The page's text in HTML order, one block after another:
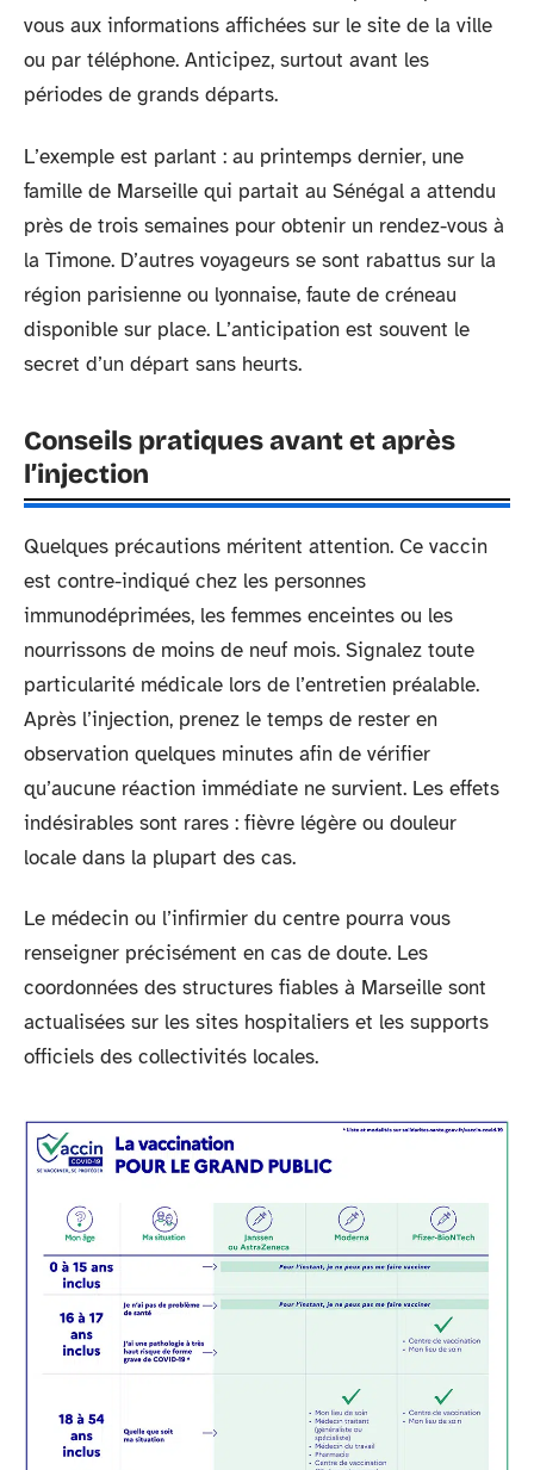
vous aux informations affichées sur le site de la ville
ou par téléphone. Anticipez, surtout avant les
périodes de grands départs.
L’exemple est parlant : au printemps dernier, une
famille de Marseille qui partait au Sénégal a attendu
près de trois semaines pour obtenir un rendez-vous à
la Timone. D’autres voyageurs se sont rabattus sur la
région parisienne ou lyonnaise, faute de créneau
disponible sur place. L’anticipation est souvent le
secret d’un départ sans heurts.
Conseils pratiques avant et après
l’injection
Quelques précautions méritent attention. Ce vaccin
est contre-indiqué chez les personnes
immunodéprimées, les femmes enceintes ou les
nourrissons de moins de neuf mois. Signalez toute
particularité médicale lors de l’entretien préalable.
Après l’injection, prenez le temps de rester en
observation quelques minutes afin de vérifier
qu’aucune réaction immédiate ne survient. Les effets
indésirables sont rares : fièvre légère ou douleur
locale dans la plupart des cas.
Le médecin ou l’infirmier du centre pourra vous
renseigner précisément en cas de doute. Les
coordonnées des structures fiables à Marseille sont
actualisées sur les sites hospitaliers et les supports
officiels des collectivités locales.